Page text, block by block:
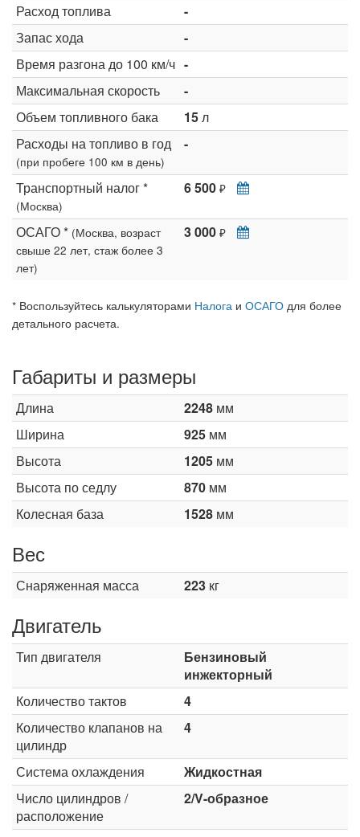
Расход топлива
-
Запас хода
-
Время разгона до 100 км/ч -
Максимальная скорость
-
Объем топливного бака
15л
Расходы на топливо в год
(при пробеге 100 км в день)
-
Транспортный налог *
(Москва)
6 500 ₽
ОСАГО * (Москва, возраст
свыше 22 лет, стаж более 3
лет)
3 000 ₽
* Воспользуйтесь калькуляторами Налога и ОСАГО для более
детального расчета.
Габариты и размеры
Длина 2248 мм
Ширина
925 мм
Высота
1205 мм
Высота по седлу
870 мм
Колесная база
1528 мм
Вес
Снаряженная масса 223 кг
Двигатель
Тип двигателя
Бензиновый
инжекторный
Количество тактов
4
Количество клапанов на
цилиндр
4
Система охлаждения
Жидкостная
Число цилиндров /
расположение
2/V-образное